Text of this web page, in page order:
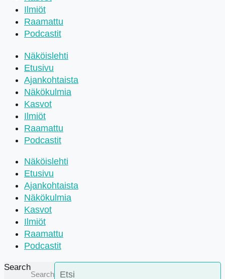
Ilmiöt
Raamattu
Podcastit
Näköislehti
Etusivu
Ajankohtaista
Näkökulmia
Kasvot
Ilmiöt
Raamattu
Podcastit
Näköislehti
Etusivu
Ajankohtaista
Näkökulmia
Kasvot
Ilmiöt
Raamattu
Podcastit
Search
Search